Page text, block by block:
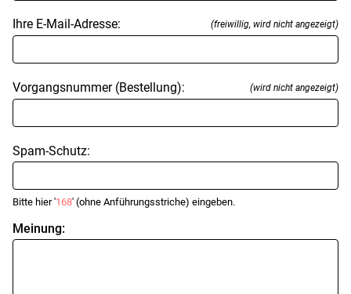
Ihre E-Mail-Adresse: (freiwillig, wird nicht angezeigt)
Vorgangsnummer (Bestellung): (wird nicht angezeigt)
Spam-Schutz:
Bitte hier '168' (ohne Anführungsstriche) eingeben.
Meinung: